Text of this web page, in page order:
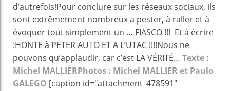
d’autrefois!Pour conclure sur les réseaux sociaux, ils
sont extrêmement nombreux a pester, à raller et à
évoquer tout simplement un … FIASCO !!! Et à écrire
:HONTE à PETER AUTO ET A L’UTAC !!!!Nous ne
pouvons qu’applaudir, car c’est LA VÉRITÉ… Texte :
Michel MALLIERPhotos : Michel MALLIER et Paulo
GALEGO [caption id="attachment_478591"